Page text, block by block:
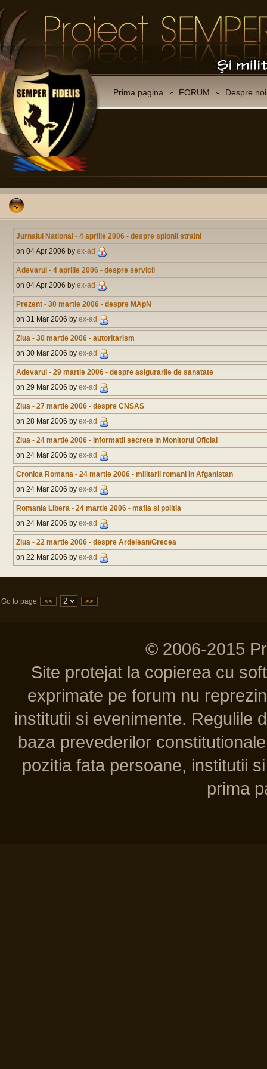
Prima pagina FORUM Despre noi
Jurnalul National - 4 aprilie 2006 - despre spionii straini
on 04 Apr 2006 by ex-ad
Adevarul - 4 aprilie 2006 - despre servicii
on 04 Apr 2006 by ex-ad
Prezent - 30 martie 2006 - despre MApN
on 31 Mar 2006 by ex-ad
Ziua - 30 martie 2006 - autoritarism
on 30 Mar 2006 by ex-ad
Adevarul - 29 martie 2006 - despre asigurarile de sanatate
on 29 Mar 2006 by ex-ad
Ziua - 27 martie 2006 - despre CNSAS
on 28 Mar 2006 by ex-ad
Ziua - 24 martie 2006 - informatii secrete in Monitorul Oficial
on 24 Mar 2006 by ex-ad
Cronica Romana - 24 martie 2006 - militarii romani in Afganistan
on 24 Mar 2006 by ex-ad
Romania Libera - 24 martie 2006 - mafia si politia
on 24 Mar 2006 by ex-ad
Ziua - 22 martie 2006 - despre Ardelean/Grecea
on 22 Mar 2006 by ex-ad
Go to page << >>
© 2006-2015
Site protejat la copierea cu
exprimate pe forum nu
institutii si evenimente. Regulile
baza prevederilor
pozitia fata persoane, institutii
prima